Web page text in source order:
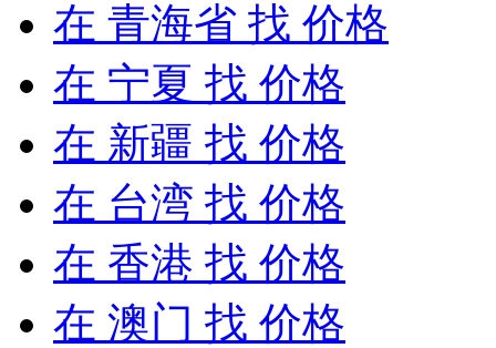
在 青海省 找 价格
在 宁夏 找 价格
在 新疆 找 价格
在 台湾 找 价格
在 香港 找 价格
在 澳门 找 价格